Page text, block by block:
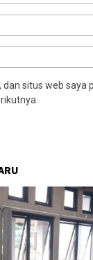
situs web saya